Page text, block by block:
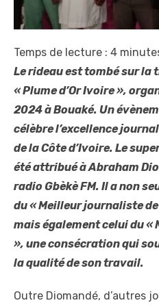
Temps de lecture : 4
Le rideau est tombé sur la
« Plume d’Or Ivoire »,
2024 à Bouaké. Un
célèbre l’excellence
de la Côte d’Ivoire. Le
été attribué à Abraham
radio Gbèkè FM. Il a non
du « Meilleur journaliste
mais également celui du
», une consécration qui
la qualité de son travail.
Outre Diomandé, d’autres